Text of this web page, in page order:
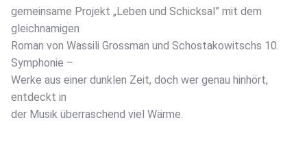
gemeinsame Projekt „Leben und Schicksal” mit dem
gleichnamigen
Roman von Wassili Grossman und Schostakowitschs 10.
Symphonie –
Werke aus einer dunklen Zeit, doch wer genau hinhört,
entdeckt in
der Musik überraschend viel Wärme.